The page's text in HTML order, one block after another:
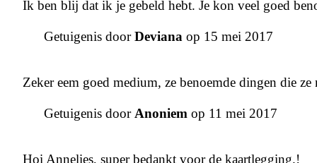
Ik ben blij dat ik je gebeld hebt. Je kon veel goed
Getuigenis doorDeviana op 15 mei 2017
Zeker eem goed medium, ze benoemde dingen die
Getuigenis doorAnoniem op 11 mei 2017
Hoi Annelies, super bedankt voor de kaartlegging.!